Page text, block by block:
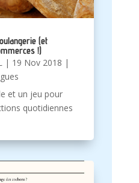
(et
!)
| 19 Nov 2018 |
et un jeu pour
quotidiennes